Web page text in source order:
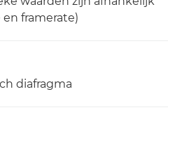
framerate)
diafragma